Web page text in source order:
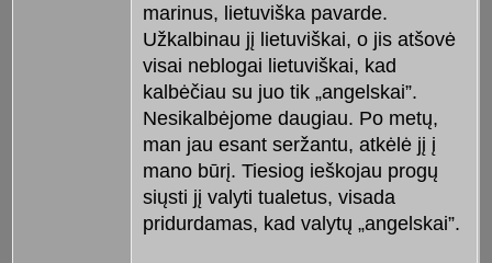
marinus, lietuviška pavarde.
Užkalbinau jį lietuviškai, o jis atšovė
visai neblogai lietuviškai, kad
kalbėčiau su juo tik „angelskai”.
Nesikalbėjome daugiau. Po metų,
man jau esant seržantu, atkėlė jį į
mano būrį. Tiesiog ieškojau progų
siųsti jį valyti tualetus, visada
pridurdamas, kad valytų „angelskai”.